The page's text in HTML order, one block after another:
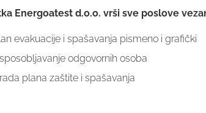
Energoatest d.o.o. vrši sve poslove
evakuacije i spašavanja pismeno i grafički
odgovornih osoba
plana zaštite i spašavanja